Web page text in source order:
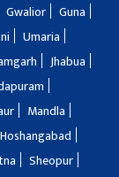
Gwalior
Guna
Umaria
Jhabua
Mandla
Hoshangabad
Sheopur